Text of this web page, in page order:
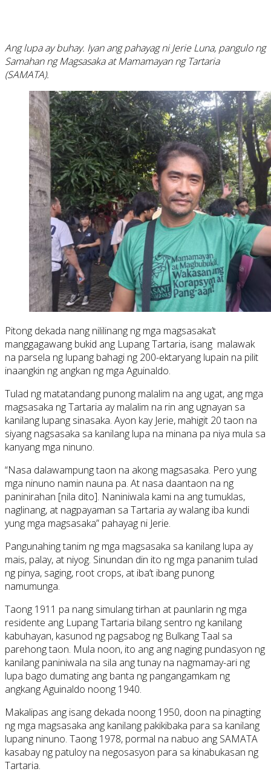
Ang lupa ay buhay. Iyan ang pahayag ni Jerie Luna, pangulo ng
Samahan ng Magsasaka at Mamamayan ng Tartaria
(SAMATA).
Pitong dekada nang nililinang ng mga magsasaka’t
manggagawang bukid ang Lupang Tartaria, isang malawak
na parsela ng lupang bahagi ng 200-ektaryang lupain na pilit
inaangkin ng angkan ng mga Aguinaldo.
Tulad ng matatandang punong malalim na ang ugat, ang mga
magsasaka ng Tartaria ay malalim na rin ang ugnayan sa
kanilang lupang sinasaka. Ayon kay Jerie, mahigit 20 taon na
siyang nagsasaka sa kanilang lupa na minana pa niya mula sa
kanyang mga ninuno.
“Nasa dalawampung taon na akong magsasaka. Pero yung
mga ninuno namin nauna pa. At nasa daantaon na ng
paninirahan [nila dito]. Naniniwala kami na ang tumuklas,
naglinang, at nagpayaman sa Tartaria ay walang iba kundi
yung mga magsasaka” pahayag ni Jerie.
Pangunahing tanim ng mga magsasaka sa kanilang lupa ay
mais, palay, at niyog. Sinundan din ito ng mga pananim tulad
ng pinya, saging, root crops, at iba’t ibang punong
namumunga.
Taong 1911 pa nang simulang tirhan at paunlarin ng mga
residente ang Lupang Tartaria bilang sentro ng kanilang
kabuhayan, kasunod ng pagsabog ng Bulkang Taal sa
parehong taon. Mula noon, ito ang ang naging pundasyon ng
kanilang paniniwala na sila ang tunay na nagmamay-ari ng
lupa bago dumating ang banta ng pangangamkam ng
angkang Aguinaldo noong 1940.
Makalipas ang isang dekada noong 1950, doon na pinagting
ng mga magsasaka ang kanilang pakikibaka para sa kanilang
lupang ninuno. Taong 1978, pormal na nabuo ang SAMATA
kasabay ng patuloy na negosasyon para sa kinabukasan ng
Tartaria.